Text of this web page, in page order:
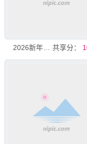
2026新年开门红 共享分：